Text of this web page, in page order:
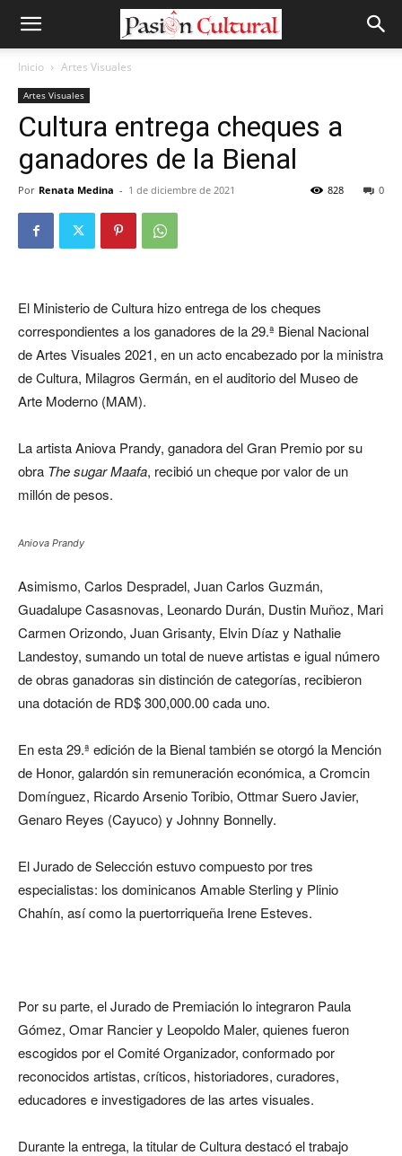
Inicio Artes Visuales
Artes Visuales
Cultura entrega cheques a
ganadores de la Bienal
Por Renata Medina - 1 de diciembre de 2021 0
828
El Ministerio de Cultura hizo entrega de los cheques
correspondientes a los ganadores de la 29.ª Bienal Nacional
de Artes Visuales 2021, en un acto encabezado por la ministra
de Cultura, Milagros Germán, en el auditorio del Museo de
Arte Moderno (MAM).
La artista Aniova Prandy, ganadora del Gran Premio por su
obra The sugar Maafa, recibió un cheque por valor de un
millón de pesos.
Aniova Prandy
Asimismo, Carlos Despradel, Juan Carlos Guzmán,
Guadalupe Casasnovas, Leonardo Durán, Dustin Muñoz, Mari
Carmen Orizondo, Juan Grisanty, Elvin Díaz y Nathalie
Landestoy, sumando un total de nueve artistas e igual número
de obras ganadoras sin distinción de categorías, recibieron
una dotación de RD$ 300,000.00 cada uno.
En esta 29.ª edición de la Bienal también se otorgó la Mención
de Honor, galardón sin remuneración económica, a Cromcin
Domínguez, Ricardo Arsenio Toribio, Ottmar Suero Javier,
Genaro Reyes (Cayuco) y Johnny Bonnelly.
El Jurado de Selección estuvo compuesto por tres
especialistas: los dominicanos Amable Sterling y Plinio
Chahín, así como la puertorriqueña Irene Esteves.
Por su parte, el Jurado de Premiación lo integraron Paula
Gómez, Omar Rancier y Leopoldo Maler, quienes fueron
escogidos por el Comité Organizador, conformado por
reconocidos artistas, críticos, historiadores, curadores,
educadores e investigadores de las artes visuales.
Durante la entrega, la titular de Cultura destacó el trabajo